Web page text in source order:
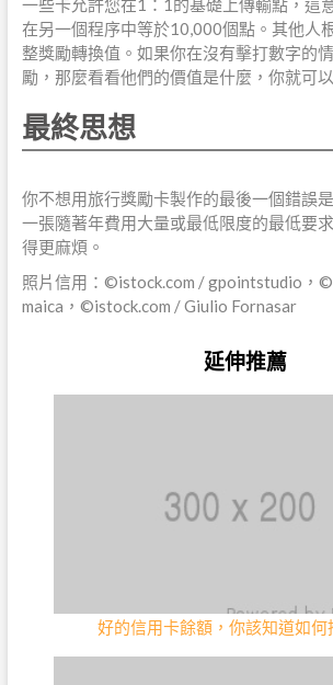
一些卡允許您在1：1的基礎上傳輸點，這
在另一個程序中等於10,000個點。其他人
整獎勵轉換值。如果你在沒有擊打數字的
勵，那麼看看他們的價值是什麼，你就可
最終思想
你不想用旅行獎勵卡製作的最後一個錯誤
一張隨著年費用大量或最低限度的最低要
得更麻煩。
照片信用：©istock.com / gpointstudio，
maica，©istock.com / Giulio Fornasar
延伸推薦
好的信用卡餘額，你該知道如何